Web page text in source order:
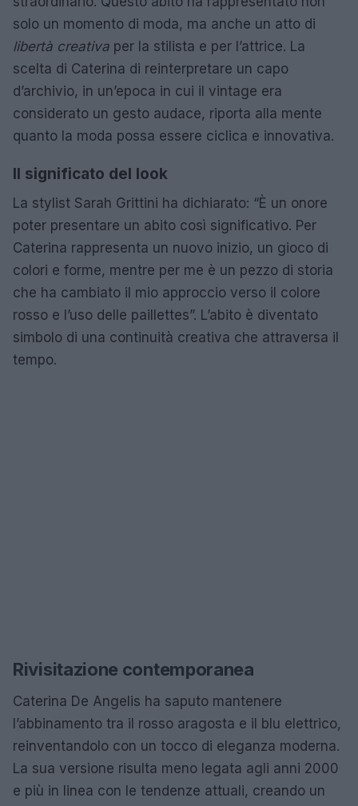
solo un momento di moda, ma anche un atto di
libertà creativa per la stilista e per l’attrice. La
scelta di Caterina di reinterpretare un capo
d’archivio, in un’epoca in cui il vintage era
considerato un gesto audace, riporta alla mente
quanto la moda possa essere ciclica e innovativa.
Il significato del look
La stylist Sarah Grittini ha dichiarato: “È un onore
poter presentare un abito così significativo. Per
Caterina rappresenta un nuovo inizio, un gioco di
colori e forme, mentre per me è un pezzo di storia
che ha cambiato il mio approccio verso il colore
rosso e l’uso delle paillettes”. L’abito è diventato
simbolo di una continuità creativa che attraversa il
tempo.
Rivisitazione contemporanea
Caterina De Angelis ha saputo mantenere
l’abbinamento tra il rosso aragosta e il blu elettrico,
reinventandolo con un tocco di eleganza moderna.
La sua versione risulta meno legata agli anni 2000
e più in linea con le tendenze attuali, creando un